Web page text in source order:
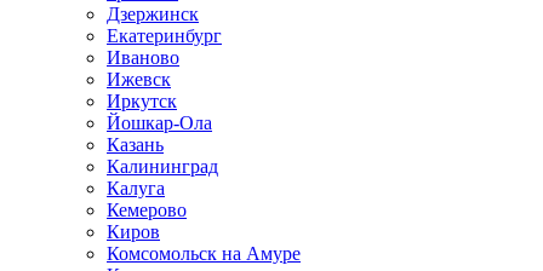
Дзержинск
Екатеринбург
Иваново
Ижевск
Иркутск
Йошкар-Ола
Казань
Калининград
Калуга
Кемерово
Киров
Комсомольск на Амуре